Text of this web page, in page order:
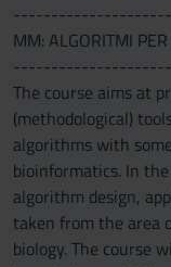
MM: ALGORITMI
The course aims at
(methodological)
algorithms with
bioinformatics. In
algorithm design,
taken from the area
biology. The course